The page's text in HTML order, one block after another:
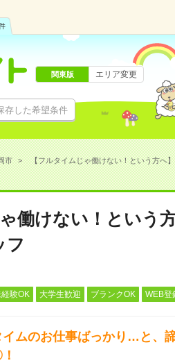
存した希望条件
関東版 エリア変更
市 【フルタイムじゃ働けない！という方へ
働けない！という
フ
験OK 大学生歓迎 ブランクOK WEB登
イムのお仕事ばっかり…と、